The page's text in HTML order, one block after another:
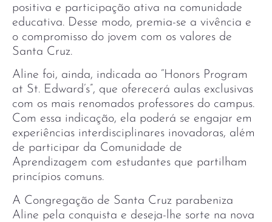
positiva e participação ativa na comunidade
educativa. Desse modo, premia-se a vivência e
o compromisso do jovem com os valores de
Santa Cruz.
Aline foi, ainda, indicada ao “Honors Program
at St. Edward’s”, que oferecerá aulas exclusivas
com os mais renomados professores do campus.
Com essa indicação, ela poderá se engajar em
experiências interdisciplinares inovadoras, além
de participar da Comunidade de
Aprendizagem com estudantes que partilham
princípios comuns.
A Congregação de Santa Cruz parabeniza
Aline pela conquista e deseja-lhe sorte na nova